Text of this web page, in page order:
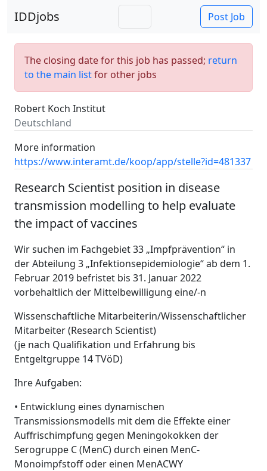
IDDjobs Post Job
The closing date for this job has passed; return
to the main listfor other jobs
Robert Koch Institut
Deutschland
More information
https://www.interamt.de/koop/app/stelle?id=481337
Research Scientist position in disease
transmission modelling to help evaluate
the impact of vaccines
Wir suchen im Fachgebiet 33 „Impfprävention“ in
der Abteilung 3 „Infektionsepidemiologie“ ab dem 1.
Februar 2019 befristet bis 31. Januar 2022
vorbehaltlich der Mittelbewilligung eine/-n
Wissenschaftliche Mitarbeiterin/Wissenschaftlicher
Mitarbeiter (Research Scientist)
(je nach Qualifikation und Erfahrung bis
Entgeltgruppe 14 TVöD)
Ihre Aufgaben:
• Entwicklung eines dynamischen
Transmissionsmodells mit dem die Effekte einer
Auffrischimpfung gegen Meningokokken der
Serogruppe C (MenC) durch einen MenC-
Monoimpfstoff oder einen MenACWY